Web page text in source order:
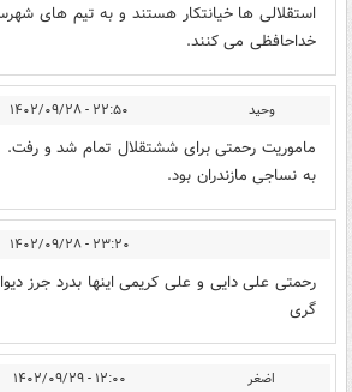
استقلالی ها خیانتکار هستند و به تیم های
خداحافظی می کنند.
وحید ۲۲:۵۰ - ۱۴۰۲/۰۹/۲۸
ماموریت رحمتی برای ششتقلال تمام شد و رفت.
به نساجی مازندران بود.
۲۳:۲۰ - ۱۴۰۲/۰۹/۲۸
رحمتی علی دایی و علی کریمی اینها بدرد جرز
گری
اضغر ۱۲:۰۰ - ۱۴۰۲/۰۹/۲۹